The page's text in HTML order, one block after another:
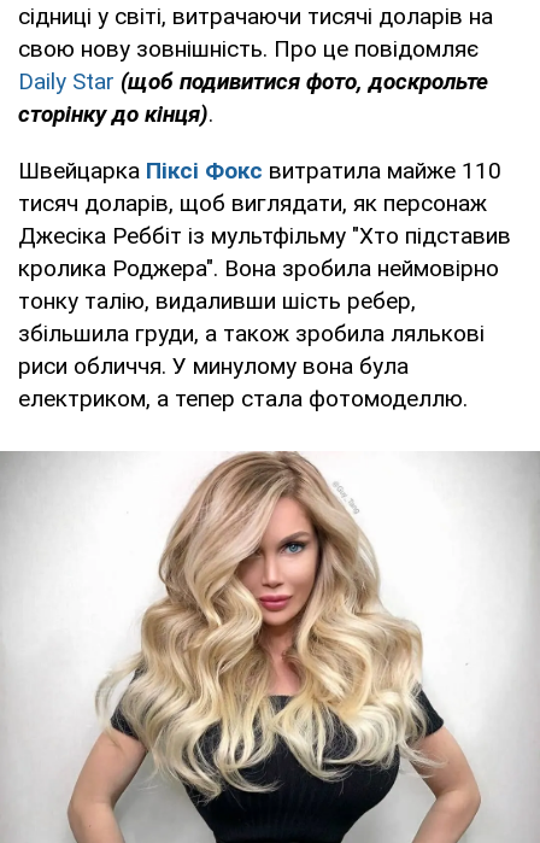
сідниці у світі, витрачаючи тисячі доларів на
свою нову зовнішність. Про це повідомляє
Daily Star (щоб подивитися фото, доскрольте
сторінку до кінця).
Швейцарка Піксі Фокс витратила майже 110
тисяч доларів, щоб виглядати, як персонаж
Джесіка Реббіт із мультфільму "Хто підставив
кролика Роджера". Вона зробила неймовірно
тонку талію, видаливши шість ребер,
збільшила груди, а також зробила лялькові
риси обличчя. У минулому вона була
електриком, а тепер стала фотомоделлю.